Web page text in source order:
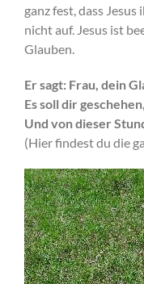
ganz fest, dass
nicht auf. Jesus ist
Glauben.
Er sagt: Frau, dein
Es soll dir
Und von dieser
(Hier findest du die